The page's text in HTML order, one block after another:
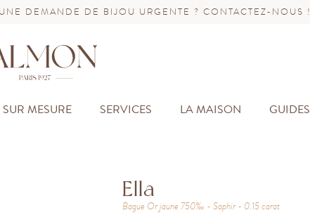
DEMANDE DE BIJOU URGENTE ? CONTACTEZ-NOUS !
MESURE SERVICES LA MAISON GUIDES
Ella
Bague Or jaune 750‰ Saphir 0.15carat